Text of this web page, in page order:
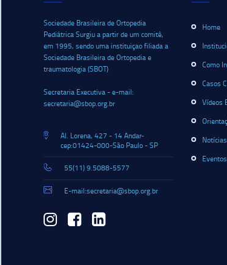
Sociedade Brasileira de Ortopedia
Pediátrica Surgiu a partir de um comitê,
em 1995, sendo uma instituiçao filiada a
Sociedade Brasileira de Ortopedia e
traumatologia (SBOT)
Secretaria Executiva - e-mail:
secretaria@sbop.org.br
Al. Lorena, 427 - 14 Andar-
cep:01424-000-São Paulo - SP
55(11) 9.5088-5577
E-mail:secretaria@sbop.org.br
Home
Como
Casos
Vídeos
Notícias
Eventos